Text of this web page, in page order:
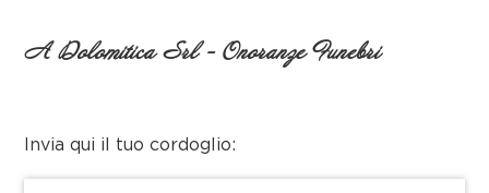
A Dolomitica Srl - Onoranze Funebri
Invia qui il tuo cordoglio: